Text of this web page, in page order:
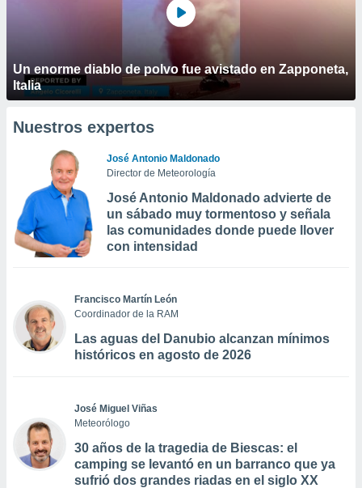
Un enorme diablo de polvo fue avistado en Zapponeta,
Italia
Nuestros expertos
José Antonio Maldonado
Director de Meteorología
José Antonio Maldonado advierte de
un sábado muy tormentoso y señala
las comunidades donde puede llover
con intensidad
Francisco Martín León
Coordinador de la RAM
Las aguas del Danubio alcanzan mínimos
históricos en agosto de 2026
José Miguel Viñas
Meteorólogo
30 años de la tragedia de Biescas: el
camping se levantó en un barranco que ya
sufrió dos grandes riadas en el siglo XX